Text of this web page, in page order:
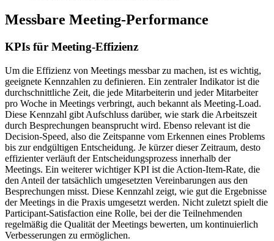
Messbare Meeting-Performance
KPIs für Meeting-Effizienz
Um die Effizienz von Meetings messbar zu machen, ist es wichtig,
geeignete Kennzahlen zu definieren. Ein zentraler Indikator ist die
durchschnittliche Zeit, die jede Mitarbeiterin und jeder Mitarbeiter
pro Woche in Meetings verbringt, auch bekannt als Meeting-Load.
Diese Kennzahl gibt Aufschluss darüber, wie stark die Arbeitszeit
durch Besprechungen beansprucht wird. Ebenso relevant ist die
Decision-Speed, also die Zeitspanne vom Erkennen eines Problems
bis zur endgültigen Entscheidung. Je kürzer dieser Zeitraum, desto
effizienter verläuft der Entscheidungsprozess innerhalb der
Meetings. Ein weiterer wichtiger KPI ist die Action-Item-Rate, die
den Anteil der tatsächlich umgesetzten Vereinbarungen aus den
Besprechungen misst. Diese Kennzahl zeigt, wie gut die Ergebnisse
der Meetings in die Praxis umgesetzt werden. Nicht zuletzt spielt die
Participant-Satisfaction eine Rolle, bei der die Teilnehmenden
regelmäßig die Qualität der Meetings bewerten, um kontinuierlich
Verbesserungen zu ermöglichen.